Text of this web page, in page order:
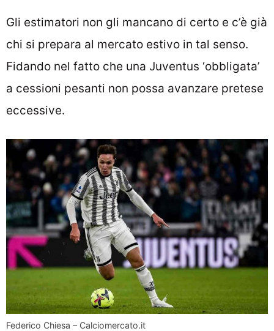
Gli estimatori non gli mancano di certo e c’è già
chi si prepara al mercato estivo in tal senso.
Fidando nel fatto che una Juventus ‘obbligata’
a cessioni pesanti non possa avanzare pretese
eccessive.
Federico Chiesa – Calciomercato.it